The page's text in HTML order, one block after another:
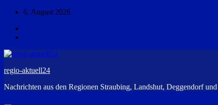
Zum
springen
6. August 2026
regio-aktuell24
Nachrichten aus den Regionen Straubing, Landshut, Deggendorf